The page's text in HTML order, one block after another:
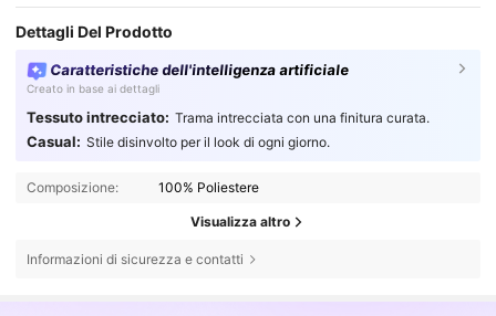
Dettagli Del Prodotto
Caratteristiche dell'intelligenza artificiale
Creato in base ai dettagli
Tessuto intrecciato: Trama intrecciata con una finitura curata.
Casual: Stile disinvolto per il look di ogni giorno.
Composizione: 100% Poliestere
Visualizza altro
Informazioni di sicurezza e contatti